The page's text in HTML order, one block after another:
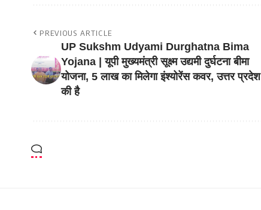
PREVIOUS ARTICLE
UP Sukshm Udyami Durghatna Bima
Yojana | यूपी मुख्यमंत्री सूक्ष्म उद्यमी दुर्घटना बीमा
योजना, 5 लाख का मिलेगा इंश्योरेंस कवर, उत्तर प्रदेश
की है